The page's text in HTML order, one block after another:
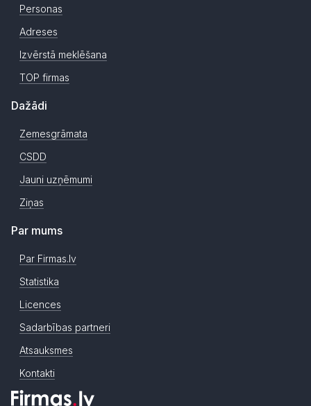
Personas
Adreses
Izvērstā meklēšana
TOP firmas
Dažādi
Zemesgrāmata
CSDD
Jauni uzņēmumi
Ziņas
Par mums
Par Firmas.lv
Statistika
Licences
Sadarbības partneri
Atsauksmes
Kontakti